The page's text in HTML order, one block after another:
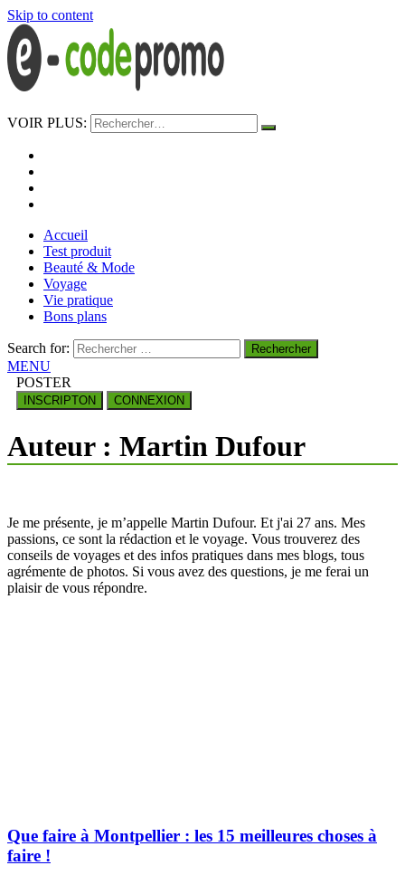
Skip to content
e-codepromo
https://e-codepromo.fr
VOIR PLUS:
Accueil
Test produit
Beauté & Mode
Voyage
Vie pratique
Bons plans
Search for:
MENU
POSTER
INSCRIPTON CONNEXION
Auteur : Martin Dufour
Je me présente, je m’appelle Martin Dufour. Et j'ai 27 ans. Mes
passions, ce sont la rédaction et le voyage. Vous trouverez des
conseils de voyages et des infos pratiques dans mes blogs, tous
agrémente de photos. Si vous avez des questions, je me ferai un
plaisir de vous répondre.
Que faire à Montpellier : les 15 meilleures choses à
faire !